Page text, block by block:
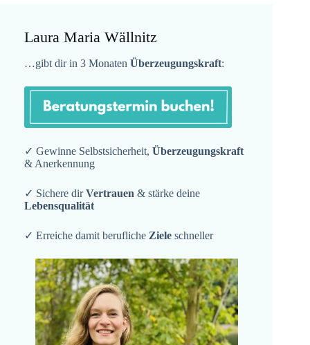
Laura Maria Wällnitz
…gibt dir in 3 Monaten Überzeugungskraft:
✓ Gewinne Selbstsicherheit, Überzeugungskraft
& Anerkennung
✓ Sichere dirVertrauen & stärke deine
Lebensqualität
✓ Erreiche damit berufliche Ziele schneller